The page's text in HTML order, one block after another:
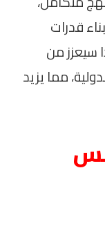
قدرات
سيعزز من
مما يزيد